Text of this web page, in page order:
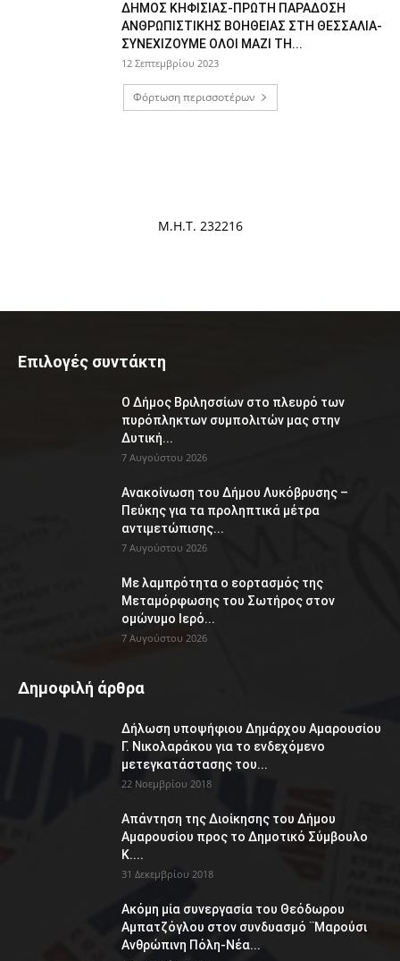
ΔΗΜΟΣ ΚΗΦΙΣΙΑΣ-ΠΡΩΤΗ ΠΑΡΑΔΟΣΗ
ΑΝΘΡΩΠΙΣΤΙΚΗΣ ΒΟΗΘΕΙΑΣ ΣΤΗ ΘΕΣΣΑΛΙΑ-
ΣΥΝΕΧΙΖΟΥΜΕ ΟΛΟΙ ΜΑΖΙ ΤΗ...
12 Σεπτεμβρίου 2023
Φόρτωση περισσοτέρων
Μ.Η.Τ. 232216
Επιλογές συντάκτη
Ο Δήμος Βριλησσίων στο πλευρό των
πυρόπληκτων συμπολιτών μας στην
Δυτική...
7 Αυγούστου 2026
Ανακοίνωση του Δήμου Λυκόβρυσης –
Πεύκης για τα προληπτικά μέτρα
αντιμετώπισης...
7 Αυγούστου 2026
Με λαμπρότητα ο εορτασμός της
Μεταμόρφωσης του Σωτήρος στον
ομώνυμο Ιερό...
7 Αυγούστου 2026
Δημοφιλή άρθρα
Δήλωση υποψήφιου Δημάρχου Αμαρουσίου
Γ. Νικολαράκου για το ενδεχόμενο
μετεγκατάστασης του...
22 Νοεμβρίου 2018
Απάντηση της Διοίκησης του Δήμου
Αμαρουσίου προς το Δημοτικό Σύμβουλο
Κ....
31 Δεκεμβρίου 2018
Ακόμη μία συνεργασία του Θεόδωρου
Αμπατζόγλου στον συνδυασμό ¨Μαρούσι
Ανθρώπινη Πόλη-Νέα...